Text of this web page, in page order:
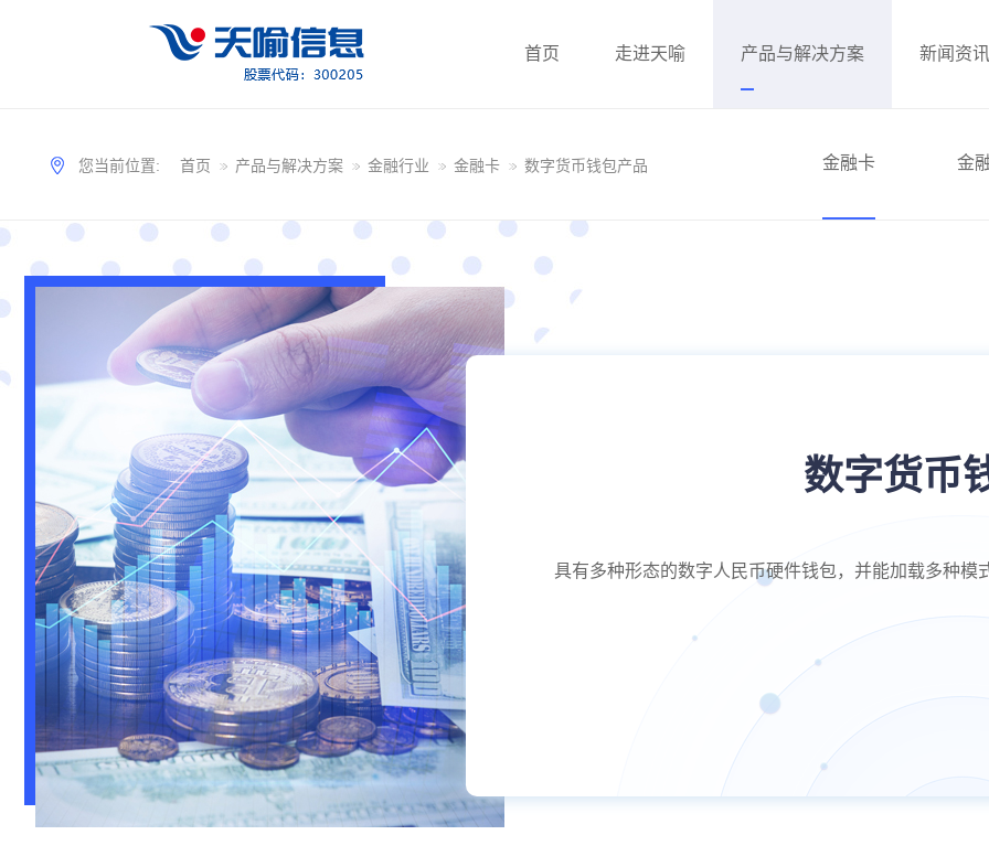
首页 走进天喻 产品与解决方案 新闻资
您当前位置: 首页 产品与解决方案 金融行业 金融卡 数字货币钱包产品 金融卡 金
数字货币
具有多种形态的数字人民币硬件钱包，并能加载多种模